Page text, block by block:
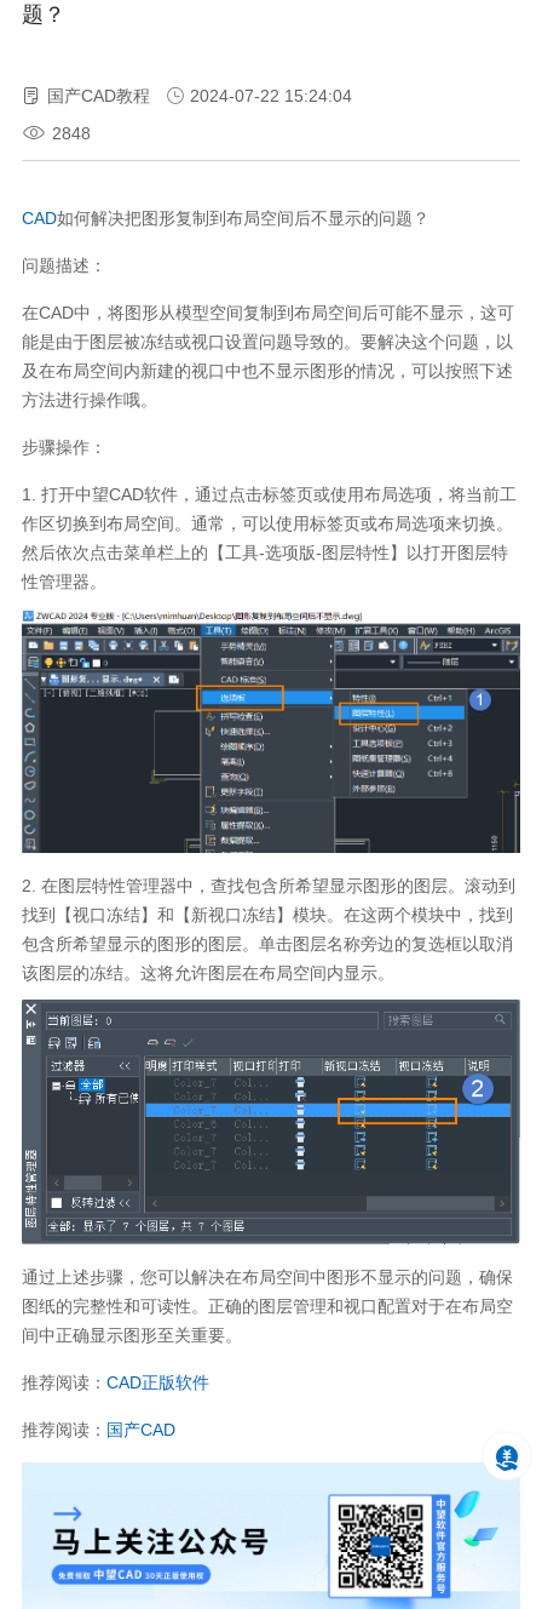
题？
国产CAD教程
2024-07-22 15:24:04
2848
CAD如何解决把图形复制到布局空间后不显示的问题？
问题描述：
在CAD中，将图形从模型空间复制到布局空间后可能不显示，这可
能是由于图层被冻结或视口设置问题导致的。要解决这个问题，以
及在布局空间内新建的视口中也不显示图形的情况，可以按照下述
方法进行操作哦。
步骤操作：
1. 打开中望CAD软件，通过点击标签页或使用布局选项，将当前工
作区切换到布局空间。通常，可以使用标签页或布局选项来切换。
然后依次点击菜单栏上的【工具-选项版-图层特性】以打开图层特
性管理器。
2. 在图层特性管理器中，查找包含所希望显示图形的图层。滚动到
找到【视口冻结】和【新视口冻结】模块。在这两个模块中，找到
包含所希望显示的图形的图层。单击图层名称旁边的复选框以取消
该图层的冻结。这将允许图层在布局空间内显示。
通过上述步骤，您可以解决在布局空间中图形不显示的问题，确保
图纸的完整性和可读性。正确的图层管理和视口配置对于在布局空
间中正确显示图形至关重要。
推荐阅读： CAD正版软件
推荐阅读： 国产CAD